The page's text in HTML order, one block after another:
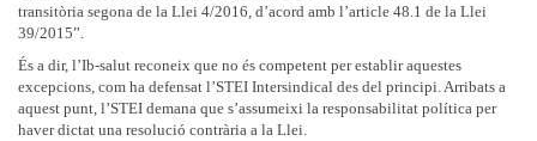
transitòria segona de la Llei 4/2016, d’acord amb l’article 48.1 de la Llei
39/2015”.
És a dir, l’Ib-salut reconeix que no és competent per establir aquestes
excepcions, com ha defensat l’STEI Intersindical des del principi. Arribats a
aquest punt, l’STEI demana que s’assumeixi la responsabilitat política per
haver dictat una resolució contrària a la Llei.